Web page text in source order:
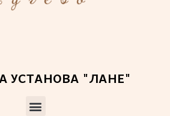
УСТАНОВА "ЛАНЕ"